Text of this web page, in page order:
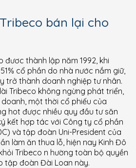
Tribeco bán lại cho
đươc thành lập năm 1992, khi
cổ phần do nhà nước nắm giữ,
trở thành doanh nghiệp tư nhân.
Tribeco không ngừng phát triển,
một thời cổ phiếu của
hot được nhiều quy đầu tư săn
kết hợp tác với Công ty cổ phần
và tập đoàn Uni-President của
làm ăn thua lỗ, hiện nay Kinh Đô
Tribeco n hường toàn bộ quyền
tập đoàn Đài Loan này.